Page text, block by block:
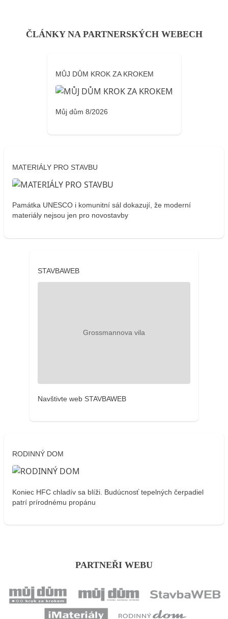
ČLÁNKY NA PARTNERSKÝCH WEBECH
MŮJ DŮM KROK ZA KROKEM
Můj dům 8/2026
MATERIÁLY PRO STAVBU
Památka UNESCO i komunitní sál dokazují, že moderní
materiály nejsou jen pro novostavby
STAVBAWEB
Navštivte web STAVBAWEB
RODINNÝ DOM
Koniec HFC chladív sa blíži. Budúcnosť tepelných čerpadiel
patrí prírodnému propánu
PARTNEŘI WEBU